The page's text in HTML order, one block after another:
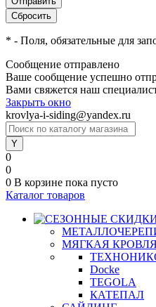
* - Поля, обязательные для
Сообщение отправлено
Ваше сообщение успешно
Вами свяжется наш
Закрыть окно
krovlya-i-siding@yandex.ru
0
0
0 В корзине пока пусто
Каталог товаров
МЯГКАЯ
Docke
TEGOLA
КАТЕПАЛ